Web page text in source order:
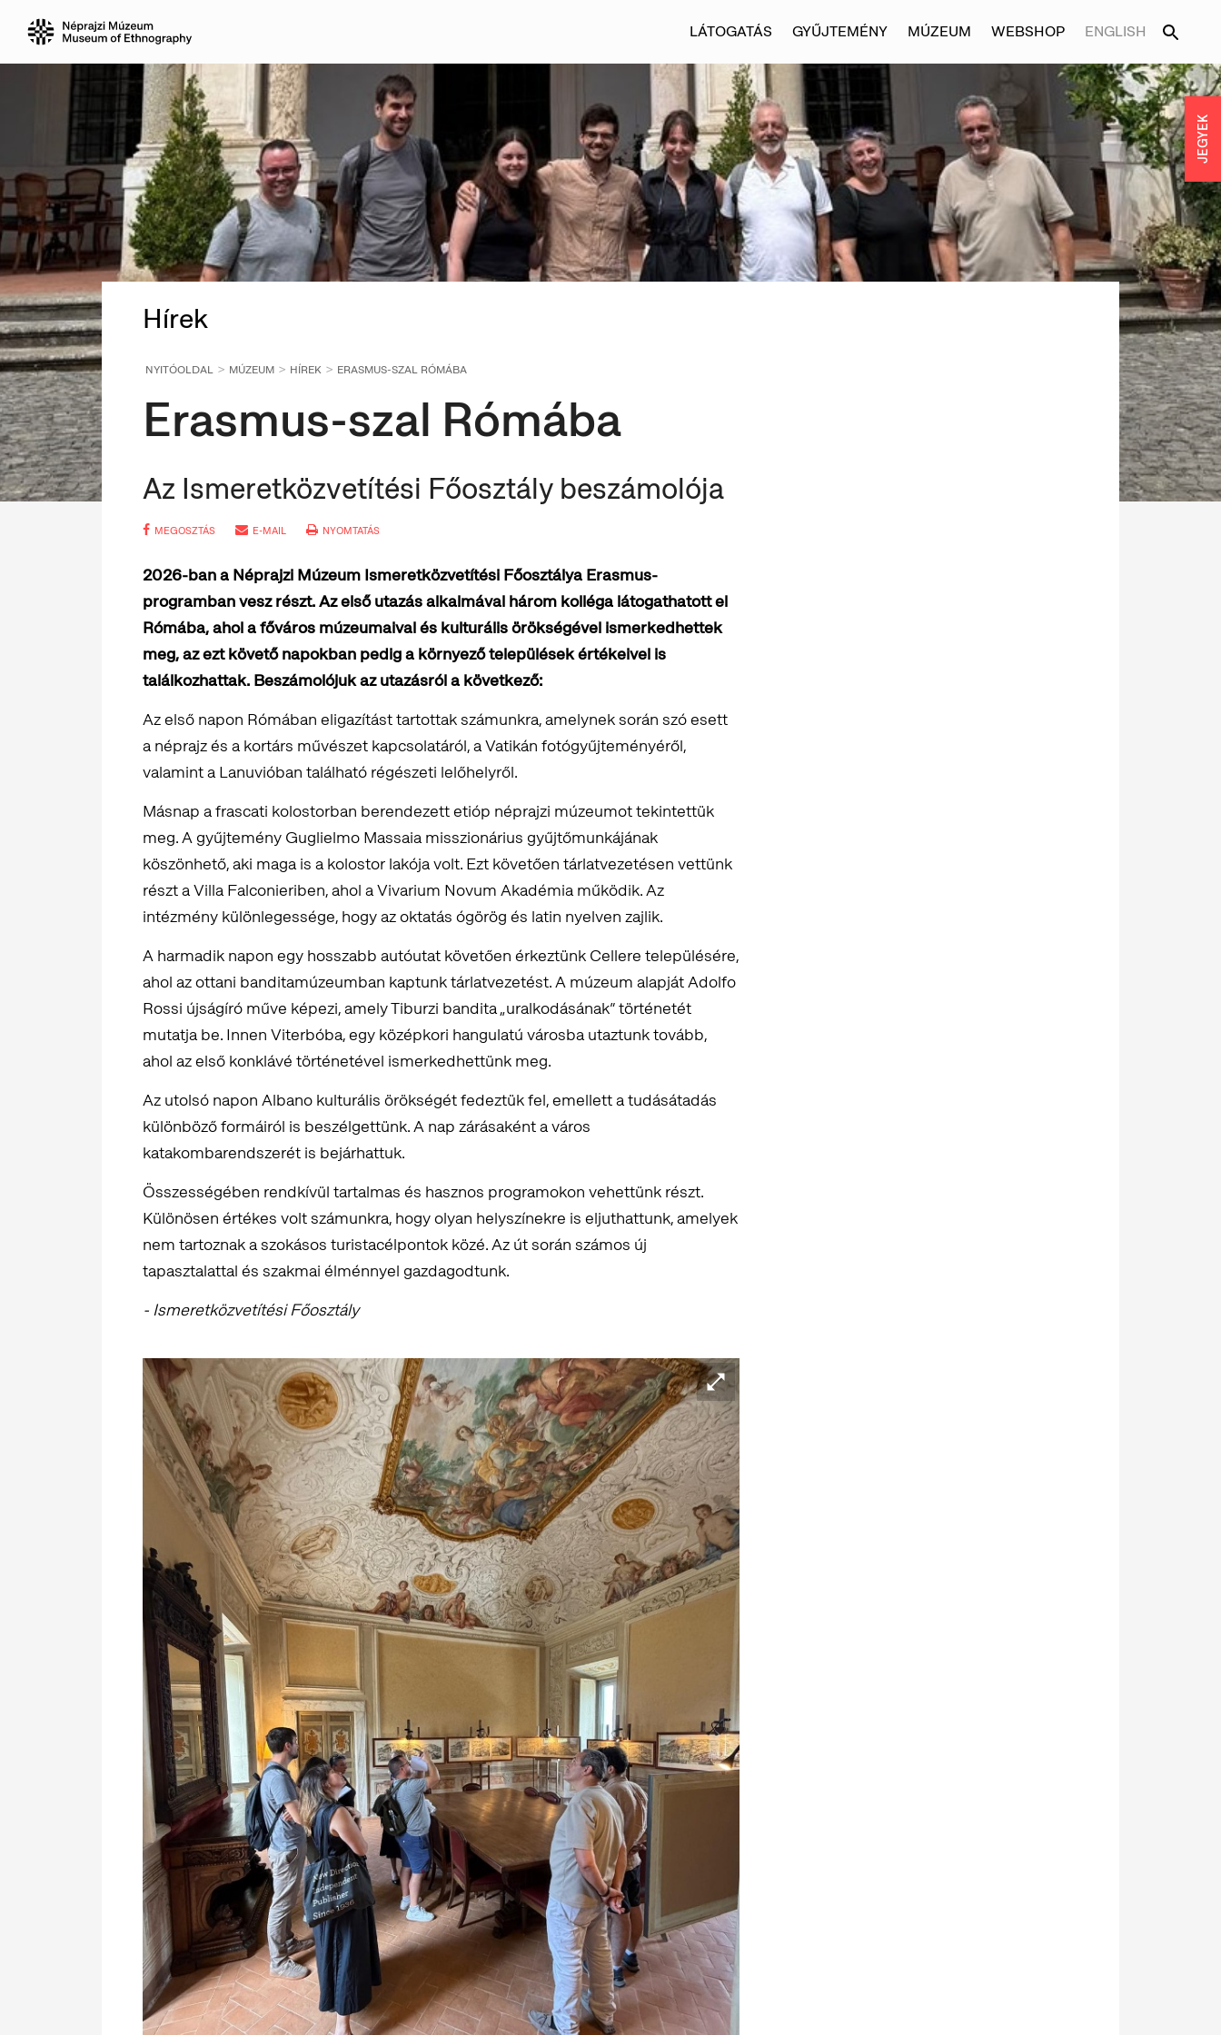
LÁTOGATÁS GYŰJTEMÉNY MÚZEUM WEBSHOP ENGLISH
Hírek
NYITÓOLDAL MÚZEUM HÍREK ERASMUS-SZAL RÓMÁBA
Erasmus-szal Rómába
Az Ismeretközvetítési Főosztály beszámolója
MEGOSZTÁS E-MAIL NYOMTATÁS
2026-ban a Néprajzi Múzeum Ismeretközvetítési Főosztálya Erasmus-
programban vesz részt. Az első utazás alkalmával három kolléga látogathatott el
Rómába, ahol a főváros múzeumaival és kulturális örökségével ismerkedhettek
meg, az ezt követő napokban pedig a környező települések értékeivel is
találkozhattak. Beszámolójuk az utazásról a következő:
Az első napon Rómában eligazítást tartottak számunkra, amelynek során szó esett
a néprajz és a kortárs művészet kapcsolatáról, a Vatikán fotógyűjteményéről,
valamint a Lanuvióban található régészeti lelőhelyről.
Másnap a frascati kolostorban berendezett etióp néprajzi múzeumot tekintettük
meg. A gyűjtemény Guglielmo Massaia misszionárius gyűjtőmunkájának
köszönhető, aki maga is a kolostor lakója volt. Ezt követően tárlatvezetésen vettünk
részt a Villa Falconieriben, ahol a Vivarium Novum Akadémia működik. Az
intézmény különlegessége, hogy az oktatás ógörög és latin nyelven zajlik.
A harmadik napon egy hosszabb autóutat követően érkeztünk Cellere településére,
ahol az ottani banditamúzeumban kaptunk tárlatvezetést. A múzeum alapját Adolfo
Rossi újságíró műve képezi, amely Tiburzi bandita „uralkodásának” történetét
mutatja be. Innen Viterbóba, egy középkori hangulatú városba utaztunk tovább,
ahol az első konklávé történetével ismerkedhettünk meg.
Az utolsó napon Albano kulturális örökségét fedeztük fel, emellett a tudásátadás
különböző formáiról is beszélgettünk. A nap zárásaként a város
katakombarendszerét is bejárhattuk.
Összességében rendkívül tartalmas és hasznos programokon vehettünk részt.
Különösen értékes volt számunkra, hogy olyan helyszínekre is eljuthattunk, amelyek
nem tartoznak a szokásos turistacélpontok közé. Az út során számos új
tapasztalattal és szakmai élménnyel gazdagodtunk.
- Ismeretközvetítési Főosztály
JEGYEK